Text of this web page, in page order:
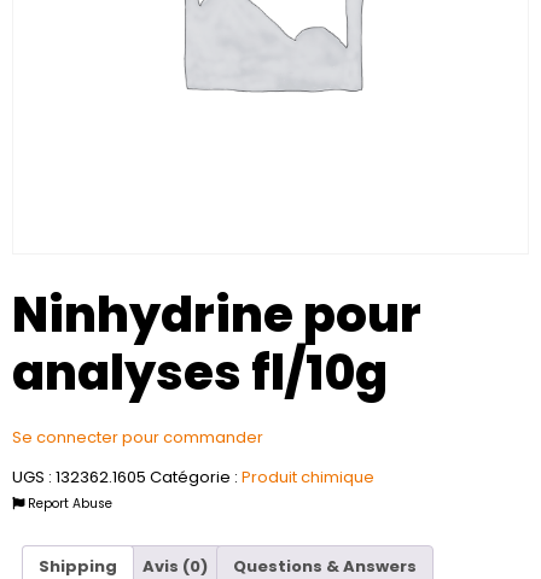
Ninhydrine pour
analyses fl/10g
Se connecter pour commander
UGS : 132362.1605 Catégorie : Produit chimique
Report Abuse
Shipping Avis (0)
Questions & Answers